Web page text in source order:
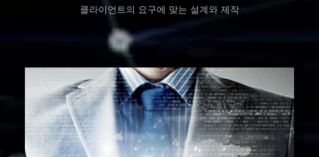
클라이언트의 요구에 맞는 설계와 제작